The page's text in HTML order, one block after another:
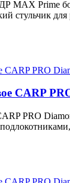
MAX Prime
стульчик для
CARP
PRO